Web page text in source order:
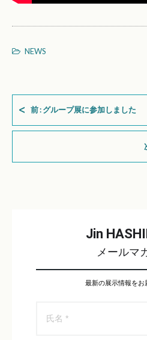
NEWS
前 : グループ展に参加しました
Jin
メールマ
最新の展示情報をお